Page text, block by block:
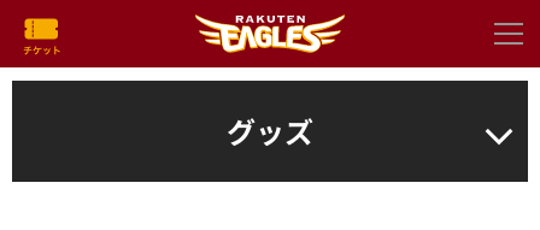
グッズ